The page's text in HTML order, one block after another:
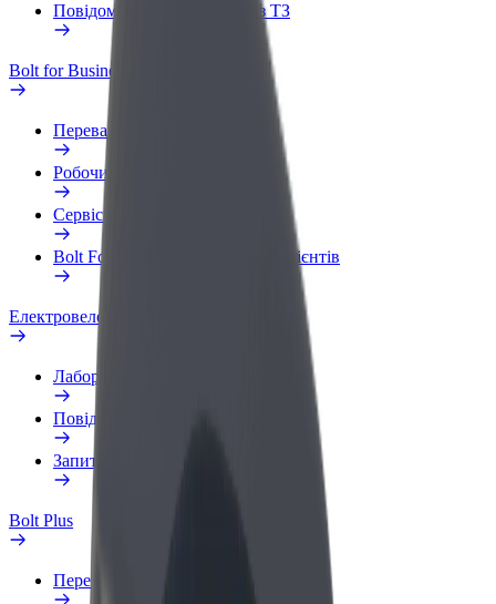
Повідомити про проблему з ТЗ
Bolt for Business
Переваги
Робочий обліковий запис
Сервіси
Bolt Food для корпоративних клієнтів
Електровелосипеди
Лабораторія безпеки
Повідомити про проблему
Запитання та відповіді
Bolt Plus
Переваги